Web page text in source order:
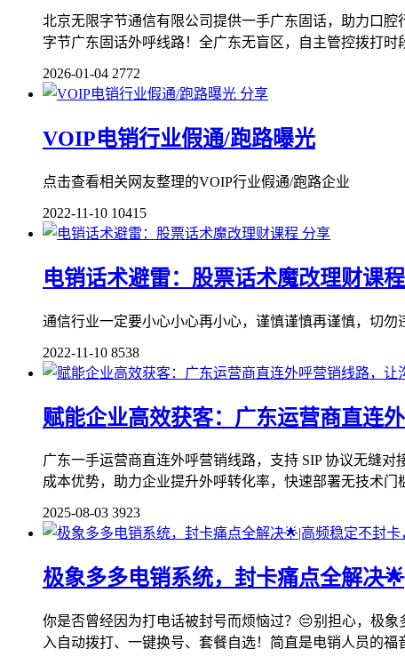
北京无限字节通信有限公司提供一手广东固话，助力口
字节广东固话外呼线路！全广东无盲区，自主管控拨打时
2026-01-04 2772
分享
VOIP电销行业假通/跑路曝光
点击查看相关网友整理的VOIP行业假通/跑路企业
2022-11-10 10415
分享
电销话术避雷：股票话术魔改理财课程
通信行业一定要小心小心再小心，谨慎谨慎再谨慎，切勿
2022-11-10 8538
赋能企业高效获客：广东运营商直连
广东一手运营商直连外呼营销线路，支持 SIP 协议无缝
成本优势，助力企业提升外呼转化率，快速部署无技术门
2025-08-03 3923
极象多多电销系统，封卡痛点全解决
你是否曾经因为打电话被封号而烦恼过？😔别担心，极
入自动拨打、一键换号、套餐自选！简直是电销人员的福